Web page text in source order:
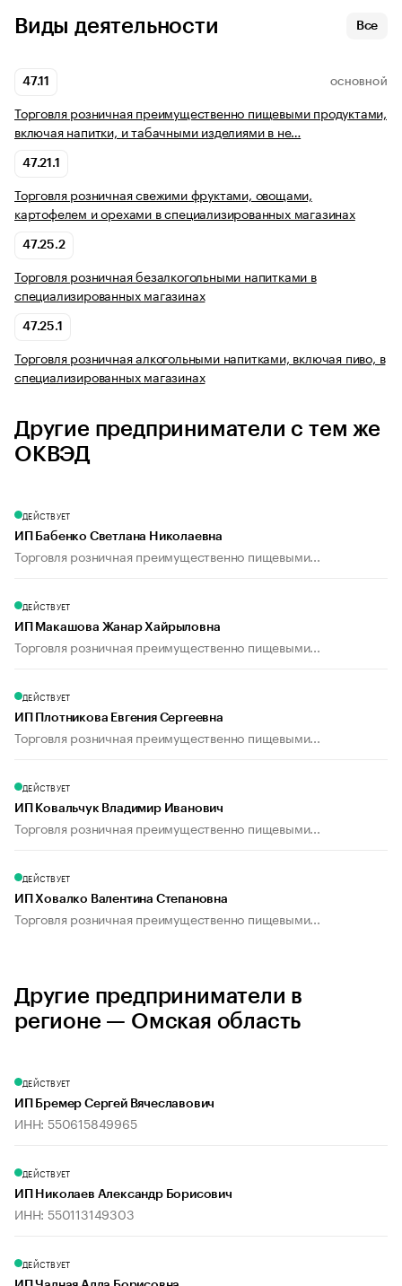
Виды деятельности Все
47.11 ОСНОВНОЙ
Торговля розничная преимущественно пищевыми продуктами,
включая напитки, и табачными изделиями в не…
47.21.1
Торговля розничная свежими фруктами, овощами,
картофелем и орехами в специализированных магазинах
47.25.2
Торговля розничная безалкогольными напитками в
специализированных магазинах
47.25.1
Торговля розничная алкогольными напитками, включая пиво, в
специализированных магазинах
Другие предприниматели с тем же
ОКВЭД
ДЕЙСТВУЕТ
ИП Бабенко Светлана Николаевна
Торговля розничная преимущественно пищевыми...
ДЕЙСТВУЕТ
ИП Макашова Жанар Хайрыловна
Торговля розничная преимущественно пищевыми...
ДЕЙСТВУЕТ
ИП Плотникова Евгения Сергеевна
Торговля розничная преимущественно пищевыми...
ДЕЙСТВУЕТ
ИП Ковальчук Владимир Иванович
Торговля розничная преимущественно пищевыми...
ДЕЙСТВУЕТ
ИП Ховалко Валентина Степановна
Торговля розничная преимущественно пищевыми...
Другие предприниматели в
регионе — Омская область
ДЕЙСТВУЕТ
ИП Бремер Сергей Вячеславович
ИНН: 550615849965
ДЕЙСТВУЕТ
ИП Николаев Александр Борисович
ИНН: 550113149303
ДЕЙСТВУЕТ